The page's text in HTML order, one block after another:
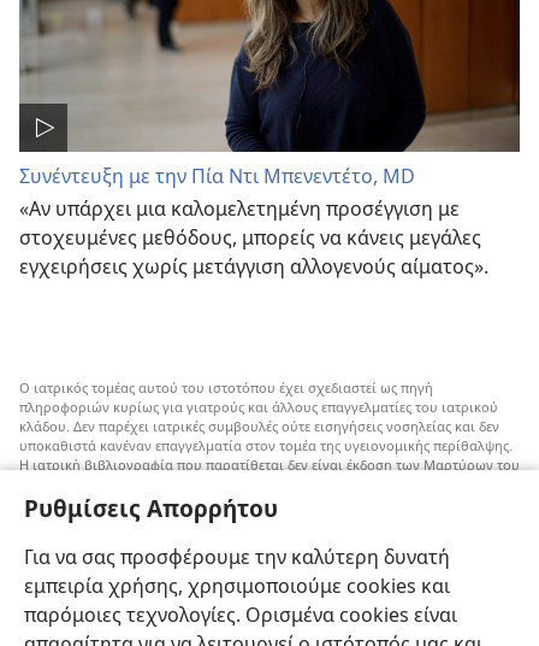
Ρυθμίσεις Απορρήτου
Για να σας προσφέρουμε την καλύτερη δυνατή
εμπειρία χρήσης, χρησιμοποιούμε cookies και
παρόμοιες τεχνολογίες. Ορισμένα cookies είναι
Συνέντευξη με την Πία Ντι Μπενεντέτο, MD
«Αν υπάρχει μια καλομελετημένη προσέγγιση με
στοχευμένες μεθόδους, μπορείς να κάνεις μεγάλες
εγχειρήσεις χωρίς μετάγγιση αλλογενούς αίματος».
Ο ιατρικός τομέας αυτού του ιστοτόπου έχει σχεδιαστεί ως πηγή
πληροφοριών κυρίως για γιατρούς και άλλους επαγγελματίες του ιατρικού
κλάδου. Δεν παρέχει ιατρικές συμβουλές ούτε εισηγήσεις νοσηλείας και δεν
υποκαθιστά κανέναν επαγγελματία στον τομέα της υγειονομικής περίθαλψης.
Η ιατρική βιβλιογραφία που παρατίθεται δεν είναι έκδοση των Μαρτύρων του
μπορούν να ληφθούν υπόψη. Αποτελεί ευθύνη του κάθε επαγγελματία στον
τομέα της υγειονομικής περίθαλψης να είναι ενήμερος για τυχόν νέες
παίρνει αποφάσεις που συμφωνούν με την ιατρική του κατάσταση, τις
επιθυμίες του, τις αξίες του και τις πεποιθήσεις του. Δεν είναι όλες οι μέθοδοι
που εμφανίζονται εδώ κατάλληλες ή αποδεκτές από όλους τους ασθενείς.
Ασθενείς: Να ζητάτε πάντα τη συμβουλή του γιατρού σας ή κάποιου άλλου